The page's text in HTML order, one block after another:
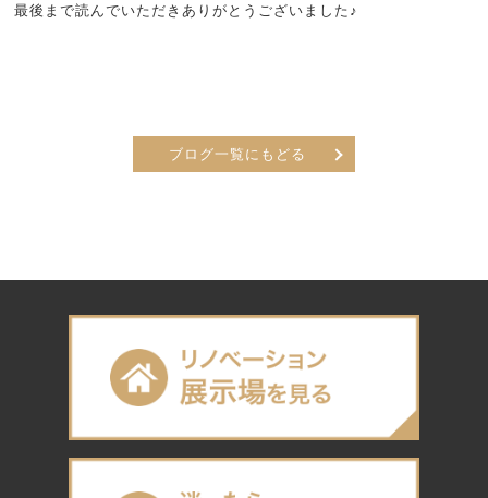
最後まで読んでいただきありがとうございました♪
ブログ一覧にもどる